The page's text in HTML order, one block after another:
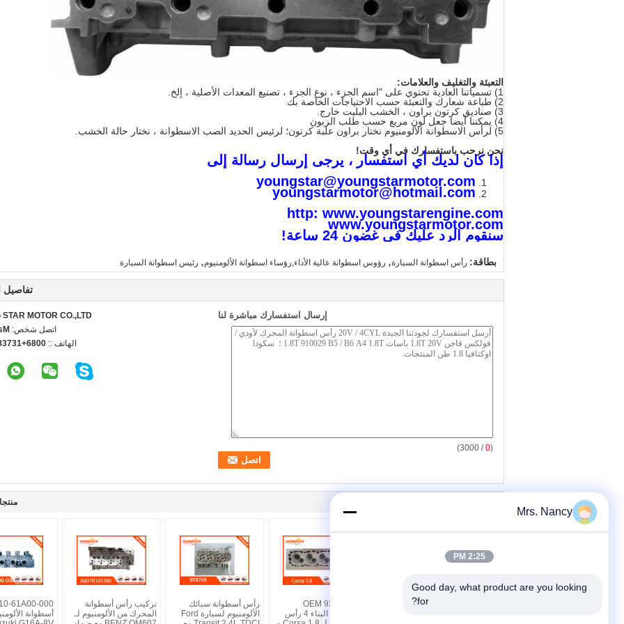
التعبئة والتغليف والعلامات:
1) تسمياتنا العادية تحتوي على "اسم الجزء ، نوع الجزء ، تصنيع المعدات الأصلية ، إلخ.
2) طباعة شعارك والتعبئة حسب الاحتياجات الخاصة بك
3) صناديق كرتون براون ، الخشب البليت خارج.
4) يمكننا أيضا جعل لون مربع حسب طلب الزبون
5) لرأس الاسطوانة الألومنيوم نختار براون علبة كرتون؛ لرئيس الحديد الصب الاسطوانة ، نختار حالة الخشب.
نحن نرحب باستفسارك في أي وقت!
إذا كان لديك أي استفسار ، يرجى إرسال رسالة إلى
youngstar@youngstarmotor.com
youngstarmotor@hotmail.com
http: www.youngstarengine.com
www.youngstarmotor.com
سنقوم الرد عليك في غضون 24 ساعة!
بطاقة: رأس اسطوانة السيارة, رؤوس اسطوانة عالية الأداء,رؤساء اسطوانة الألومنيوم, رئيس اسطوانة السيارة
تفاصيل
MOTOR CO.,LTD.
اتصل شخص:
الهاتف ::
إرسال استفسارك مباشرة لنا
(
0
/ 3000)
أسطوانة
تركيب رأس أسطوانة
المحرك من الألومنيوم لـ
رأس أسطوانة سبائك
الألومنيوم لسيارة Ford
OEM 93399244
الألومنيوم البناء 4 رأس
رأس أسطوانة المحرك من
Mrs. Nancy
2:25 PM
Good day, what product are you looking
for?